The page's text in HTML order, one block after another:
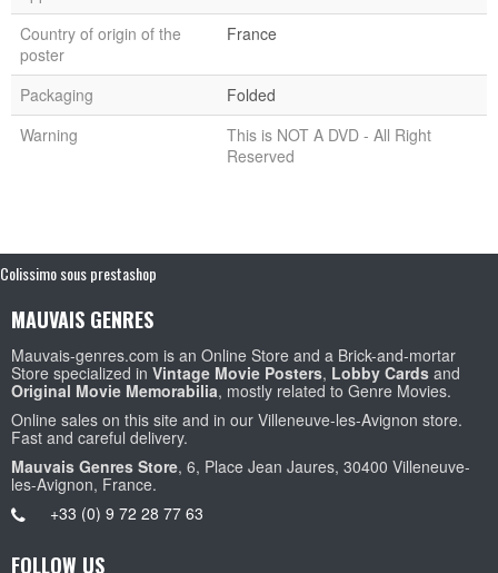
Country of origin of the
poster
France
Packaging
Folded
Warning
This is NOT A DVD - All Right
Reserved
Colissimo sous prestashop
MAUVAIS GENRES
Mauvais-genres.com is an Online Store and a Brick-and-mortar
Store specialized in Vintage Movie Posters, Lobby Cards and
Original Movie Memorabilia, mostly related to Genre Movies.
Online sales on this site and in our Villeneuve-les-Avignon store.
Fast and careful delivery.
Mauvais Genres Store, 6, Place Jean Jaures, 30400 Villeneuve-
les-Avignon, France.
+33 (0) 9 72 28 77 63
FOLLOW US